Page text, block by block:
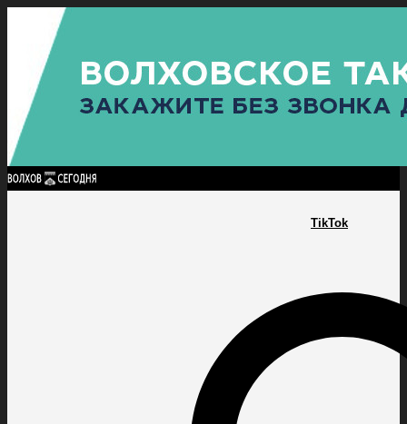
TikTok
Найти:
ГЛАВНАЯ ПОЛИТИКАПРОИСШЕСТВИЯ ПРОКУРАТУРАСПОРТ
ПОЛИТИКА
КУЛЬТУРА
ПОСЕЛЕНИЯ